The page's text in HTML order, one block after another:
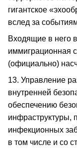
гигантское
вслед за
Входящие в него
иммиграционная
(официально)
13. Управление
внутренней
обеспечению
инфраструктуры,
инфекционных
в том числе и со